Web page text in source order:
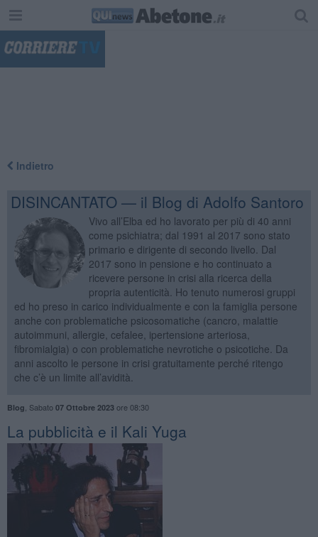
Indietro
DISINCANTATO — il Blog di Adolfo Santoro
Vivo all’Elba ed ho lavorato per più di 40 anni
come psichiatra; dal 1991 al 2017 sono stato
primario e dirigente di secondo livello. Dal
2017 sono in pensione e ho continuato a
ricevere persone in crisi alla ricerca della
propria autenticità. Ho tenuto numerosi gruppi
ed ho preso in carico individualmente e con la famiglia persone
anche con problematiche psicosomatiche (cancro, malattie
autoimmuni, allergie, cefalee, ipertensione arteriosa,
fibromialgia) o con problematiche nevrotiche o psicotiche. Da
anni ascolto le persone in crisi gratuitamente perché ritengo
che c’è un limite all’avidità.
Blog Sabato 07 Ottobre 2023ore 08:30
La pubblicità e il Kali Yuga